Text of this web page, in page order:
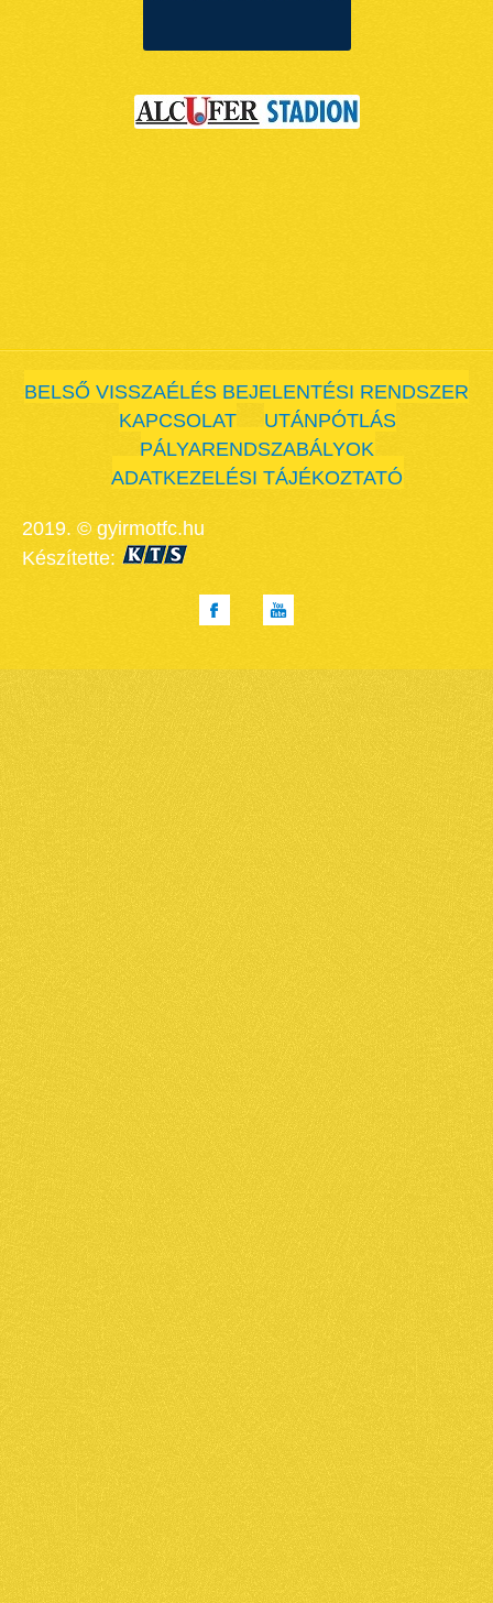
BELSŐ VISSZAÉLÉS BEJELENTÉSI RENDSZER
KAPCSOLAT
UTÁNPÓTLÁS
PÁLYARENDSZABÁLYOK
ADATKEZELÉSI TÁJÉKOZTATÓ
2019. © gyirmotfc.hu
Készítette: